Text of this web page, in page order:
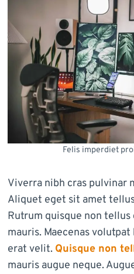
Felis imperdiet
Viverra nibh cras pulvinar
Aliquet eget sit amet
Rutrum quisque non
mauris. Maecenas
erat velit. Quisque non
mauris augue neque.